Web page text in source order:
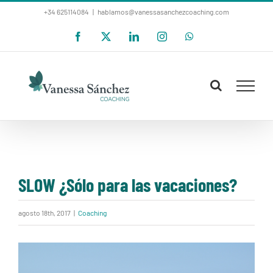
+34 625114084 | hablamos@vanessasanchezcoaching.com
Facebook LinkedInInstagramWhatsApp
SLOW ¿Sólo para las vacaciones?
agosto 18th, 2017 | Coaching